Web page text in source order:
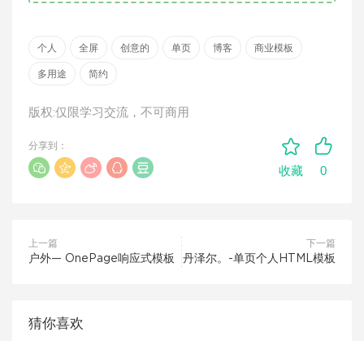
个人 全屏 创意的 单页 博客 商业模板
多用途 简约
版权:仅限学习交流，不可商用
收藏 0
分享到：
上一篇
户外— OnePage响应式模板
下一篇
丹泽尔。-单页个人HTML模板
猜你喜欢